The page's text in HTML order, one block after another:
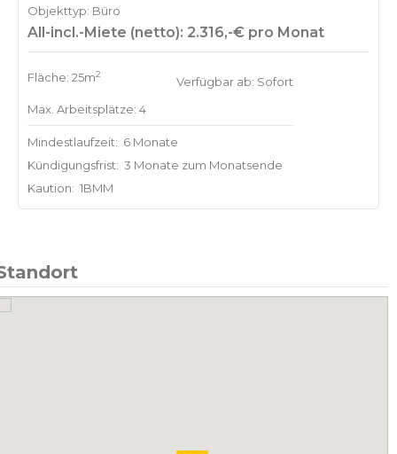
Objekttyp: Büro
All-incl.-Miete (netto): 2.316,-€ pro Monat
Fläche: 25m2
Max. Arbeitsplätze: 4
Verfügbar ab: Sofort
Mindestlaufzeit: 6 Monate
Kündigungsfrist: 3 Monate zum Monatsende
Kaution: 1BMM